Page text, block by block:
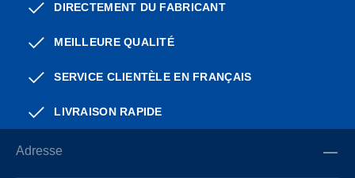
DIRECTEMENT DU FABRICANT
MEILLEURE QUALITÉ
SERVICE CLIENTÈLE EN FRANÇAIS
LIVRAISON RAPIDE
Adresse